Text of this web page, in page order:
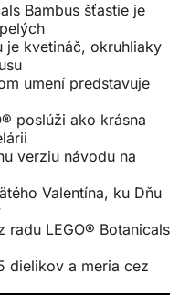
Bambus šťastie je
je kvetináč, okruhliaky
umení predstavuje
poslúži ako krásna
verziu návodu na
Valentína, ku Dňu
radu LEGO® Botanicals
dielikov a meria cez